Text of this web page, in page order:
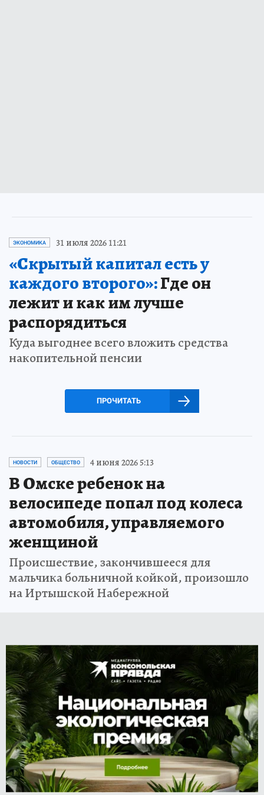
ЭКОНОМИКА 31 июля 2026 11:21
«Скрытый капитал есть у
каждого второго»:Где он
лежит и как им лучше
распорядиться
Куда выгоднее всего вложить средства
накопительной пенсии
ПРОЧИТАТЬ
НОВОСТИ ОБЩЕСТВО 4 июня 2026 5:13
В Омске ребенок на
велосипеде попал под колеса
автомобиля, управляемого
женщиной
Происшествие, закончившееся для
мальчика больничной койкой, произошло
на Иртышской Набережной